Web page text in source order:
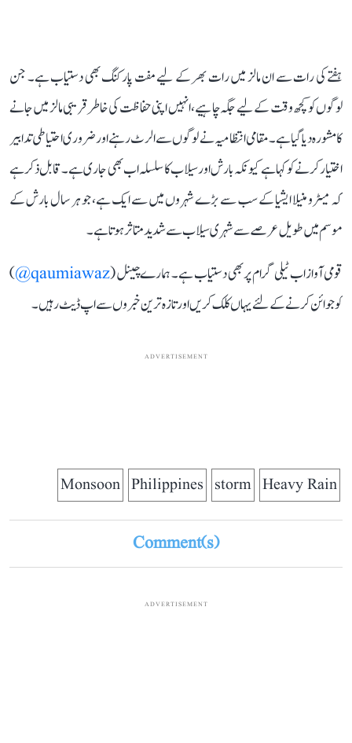
ہفتے کی رات سے ان مالز میں رات بھر کے لیے مفت پارکنگ بھی دستیاب ہے۔ جن
لوگوں کو کچھ وقت کے لیے جگہ چاہیے، انہیں اپنی حفاظت کی خاطر قریبی مالز میں جانے
کا مشورہ دیا گیا ہے۔ مقامی انتظامیہ نے لوگوں سے الرٹ رہنے اور ضروری احتیاطی تدابیر
اختیار کرنے کو کہا ہے کیونکہ بارش اور سیلاب کا سلسلہ اب بھی جاری ہے۔ قابل ذکر ہے
کہ میٹرو منیلا ایشیا کے سب سے بڑے شہروں میں سے ایک ہے، جو ہر سال بارش کے
موسم میں طویل عرصے سے شہری سیلاب سے شدید متاثر ہوتا ہے۔
قومی آواز اب ٹیلی گرام پر بھی دستیاب ہے۔ ہمارے چینل (qaumiawaz@
)
کو جوائن کرنے کے لئے یہاں کلک کریں اور تازہ ترین خبروں سے اپ ڈیٹ رہیں۔
ADVERTISEMENT
Heavy Rain
storm
Philippines
Monsoon
Comment(s)
ADVERTISEMENT